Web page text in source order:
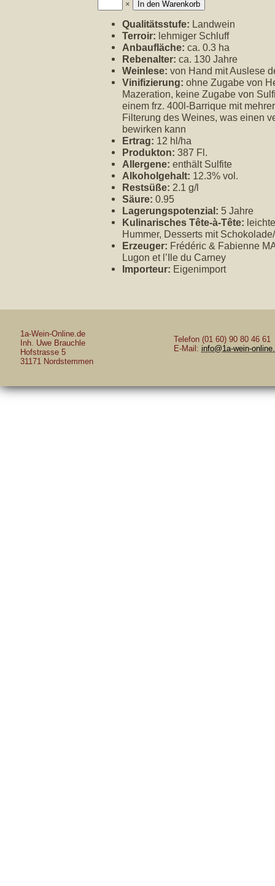
×
Qualitätsstufe: Landwein
Terroir: lehmiger Schluff
Anbaufläche: ca. 0.3 ha
Rebenalter: ca. 130 Jahre
Weinlese: von Hand mit Auslese
Vinifizierung: ohne Zugabe von
Mazeration, keine Zugabe von
einem frz. 400l-Barrique mit
Filterung des Weines, was einen
bewirken kann
Ertrag: 12 hl/ha
Produkton: 387 Fl.
Allergene: enthält Sulfite
Alkoholgehalt: 12.3% vol.
Restsüße: 2.1 g/l
Säure: 0.95
Lagerungspotenzial: 5 Jahre
Kulinarisches Tête-à-Tête:
Hummer, Desserts mit
Erzeuger: Frédéric & Fabienne
Lugon et l’Ile du Carney
Importeur: Eigenimport
1a-Wein-Online.de
Inh. Uwe Brauchle
Hofstrasse 5
31171 Nordstemmen
Telefon (01 60) 90 80 46 61
E-Mail: info@1a-wein-